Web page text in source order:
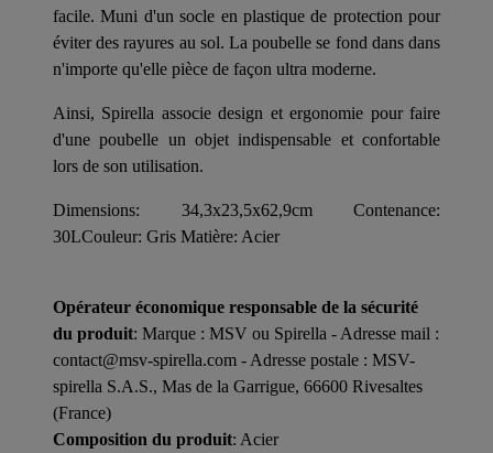
facile. Muni d'un socle en plastique de protection pour
éviter des rayures au sol. La poubelle se fond dans dans
n'importe qu'elle pièce de façon ultra moderne.
Ainsi, Spirella associe design et ergonomie pour faire
d'une poubelle un objet indispensable et confortable
lors de son utilisation.
Dimensions: 34,3x23,5x62,9cm Contenance:
30LCouleur: Gris Matière: Acier
Opérateur économique responsable de la sécurité
du produit: Marque : MSV ou Spirella - Adresse mail :
contact@msv-spirella.com - Adresse postale : MSV-
spirella S.A.S., Mas de la Garrigue, 66600 Rivesaltes
(France)
Composition du produit: Acier